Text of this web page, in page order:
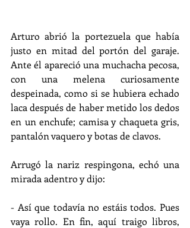
Arturo abrió la portezuela que había
justo en mitad del portón del garaje.
Ante él apareció una muchacha pecosa,
con una melena curiosamente
despeinada, como si se hubiera echado
laca después de haber metido los dedos
en un enchufe; camisa y chaqueta gris,
pantalón vaquero y botas de clavos.
Arrugó la nariz respingona, echó una
mirada adentro y dijo:
- Así que todavía no estáis todos. Pues
vaya rollo. En fin, aquí traigo libros,